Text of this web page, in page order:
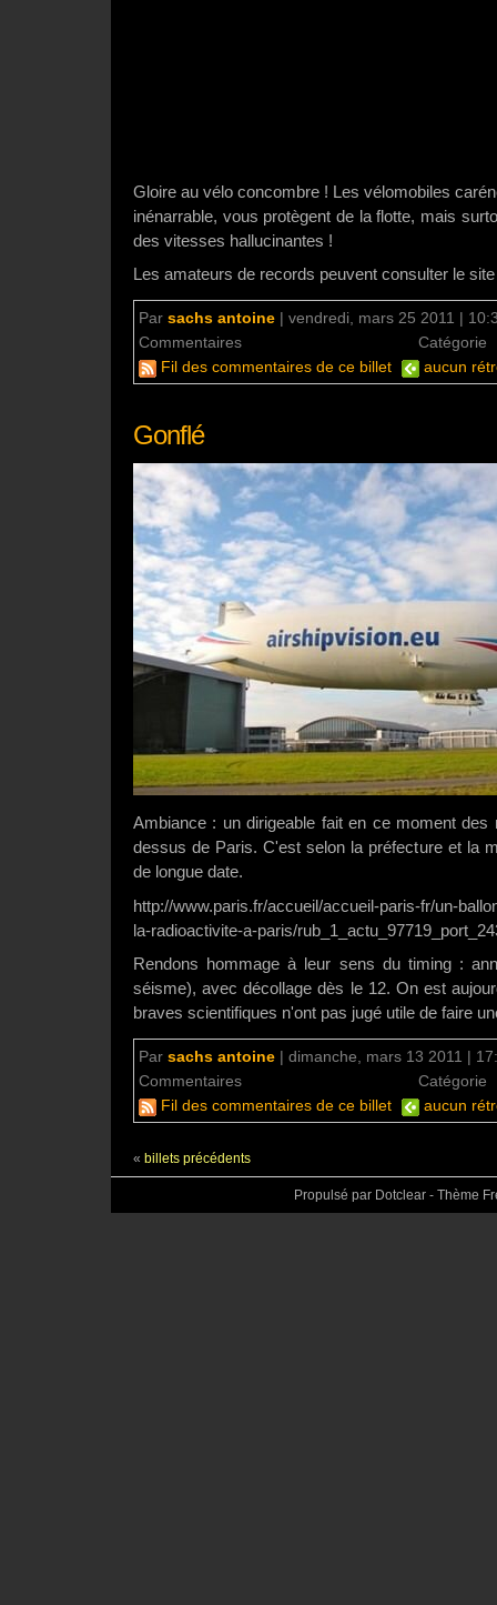
Gloire au vélo concombre ! Les vélomobiles
inénarrable, vous protègent de la flotte, mais
des vitesses hallucinantes !
Les amateurs de records peuvent consulter le
Par sachs antoine | vendredi, mars 25 2011 |
Commentaires
Catégorie
Fil des commentaires de ce billet
aucun
Gonflé
Ambiance : un dirigeable fait en ce moment des
dessus de Paris. C'est selon la préfecture et la
de longue date.
http://www.paris.fr/accueil/accueil-paris-fr/un-
la-radioactivite-a-paris/
Rendons hommage à leur sens du timing :
séisme), avec décollage dès le 12. On est
braves scientifiques n'ont pas jugé utile de faire
Par sachs antoine | dimanche, mars 13 2011 |
Commentaires
Catégorie
Fil des commentaires de ce billet
aucun
« billets précédents
Propulsé par Dotclear - Thème